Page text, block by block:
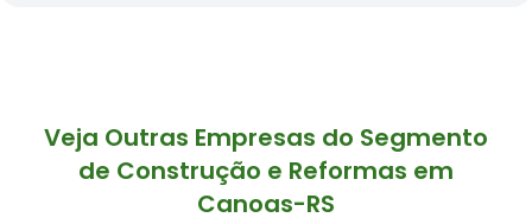
Veja Outras Empresas do Segmento
de Construção e Reformas em
Canoas-RS